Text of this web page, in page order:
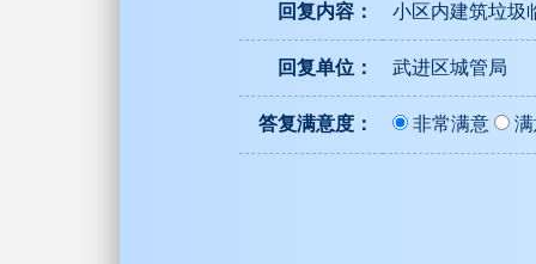
回复内容： 小区内建筑垃圾
回复单位： 武进区城管局
答复满意度： 非常满意